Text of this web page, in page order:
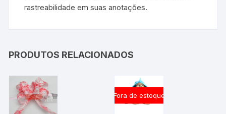
rastreabilidade em suas anotações.
PRODUTOS RELACIONADOS
Fora de estoque